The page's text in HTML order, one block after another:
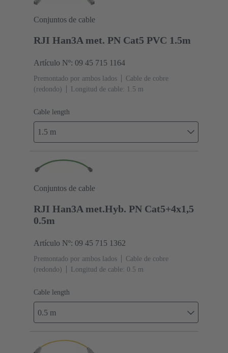
Conjuntos de cable
RJI Han3A met. PN Cat5 PVC 1.5m
Artículo Nº: 09 45 715 1164
Premontado por ambos lados
Cable de cobre
(redondo)
Longitud de cable: 1.5 m
Cable length
1.5 m
Conjuntos de cable
RJI Han3A met.Hyb. PN Cat5+4x1,5
0.5m
Artículo Nº: 09 45 715 1362
Premontado por ambos lados
Cable de cobre
(redondo)
Longitud de cable: 0.5 m
Cable length
0.5 m